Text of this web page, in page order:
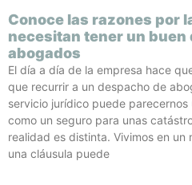
Conoce las razones por
necesitan tener un buen
abogados
El día a día de la empresa hace
que recurrir a un despacho de
servicio jurídico puede
como un seguro para unas
realidad es distinta. Vivimos en
una cláusula puede